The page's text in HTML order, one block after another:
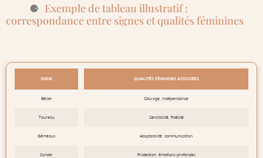
Exemple de tableau illustratif :
correspondance entre signes et qualités féminines
SIGNE QUALITÉS FÉMININES ASSOCIÉES
Bélier Courage, indépendance
Taureau Sensibilité, fidélité
Gémeaux Adaptabilité, communication
Cancer Protection, émotions profondes